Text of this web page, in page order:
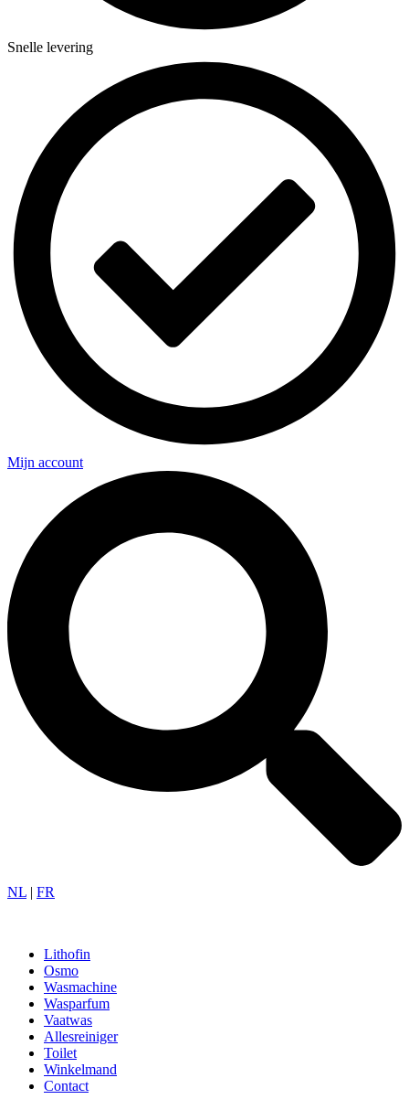
Snelle levering
Mijn account
NL | FR
Lithofin
Osmo
Wasmachine
Wasparfum
Vaatwas
Allesreiniger
Toilet
Winkelmand
Contact